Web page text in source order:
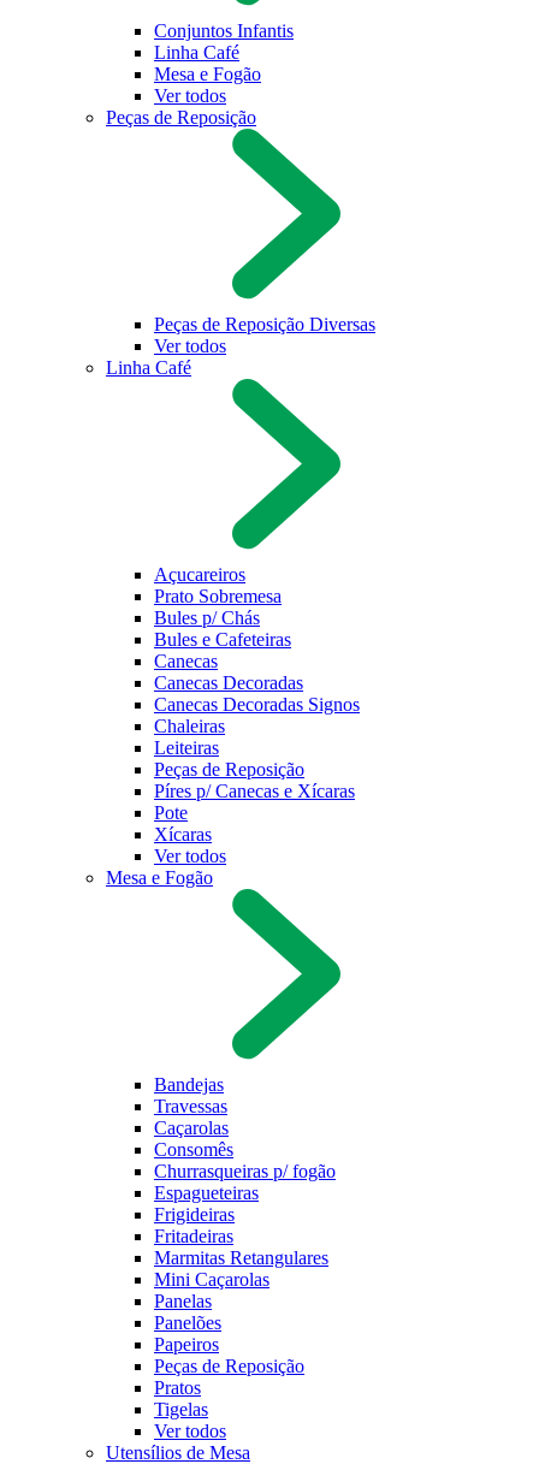
Conjuntos Infantis
Linha Café
Mesa e Fogão
Ver todos
Peças de Reposição
Peças de Reposição Diversas
Ver todos
Linha Café
Açucareiros
Prato Sobremesa
Bules p/ Chás
Bules e Cafeteiras
Canecas
Canecas Decoradas
Canecas Decoradas Signos
Chaleiras
Leiteiras
Peças de Reposição
Píres p/ Canecas e Xícaras
Pote
Xícaras
Ver todos
Mesa e Fogão
Bandejas
Travessas
Caçarolas
Consomês
Churrasqueiras p/ fogão
Espagueteiras
Frigideiras
Fritadeiras
Marmitas Retangulares
Mini Caçarolas
Panelas
Panelões
Papeiros
Peças de Reposição
Pratos
Tigelas
Ver todos
Utensílios de Mesa